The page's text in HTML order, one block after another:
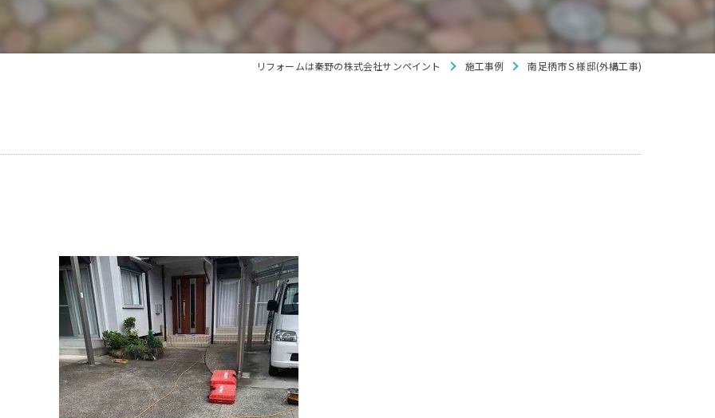
法人様向け
リフォームは秦野の株式会社サンペイント 施工事例 南足柄市Ｓ様邸(外構工事)